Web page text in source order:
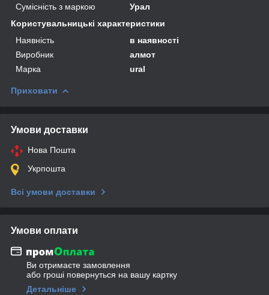
Сумісність з маркою
Урал
Користувальницькі характеристики
Наявність
в наявності
Виробник
алмот
Марка
ural
Приховати
Умови доставки
Нова Пошта
Укрпошта
Всі умови доставки
Умови оплати
Ви отримаєте замовлення
або гроші повернуться на вашу картку
Детальніше